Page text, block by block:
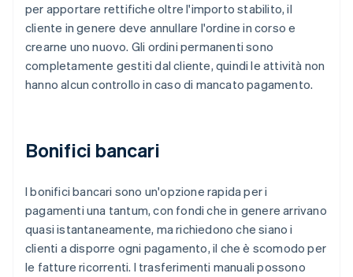
per apportare rettifiche oltre l'importo stabilito, il
cliente in genere deve annullare l'ordine in corso e
crearne uno nuovo. Gli ordini permanenti sono
completamente gestiti dal cliente, quindi le attività non
hanno alcun controllo in caso di mancato pagamento.
Bonifici bancari
I bonifici bancari sono un'opzione rapida per i
pagamenti una tantum, con fondi che in genere arrivano
quasi istantaneamente, ma richiedono che siano i
clienti a disporre ogni pagamento, il che è scomodo per
le fatture ricorrenti. I trasferimenti manuali possono